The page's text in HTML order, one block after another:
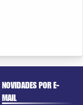
NOVIDADES POR E-
MAIL